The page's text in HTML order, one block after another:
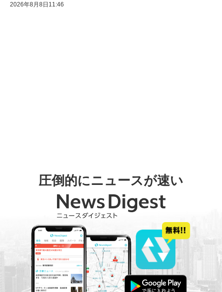
2026年8月8日11:46
圧倒的にニュースが速い